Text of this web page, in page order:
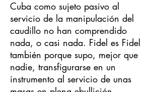
Cuba como sujeto pasivo al
servicio de la manipulación del
caudillo no han comprendido
nada, o casi nada. Fidel es Fidel
también porque supo, mejor que
nadie, transfigurarse en un
instrumento al servicio de unas